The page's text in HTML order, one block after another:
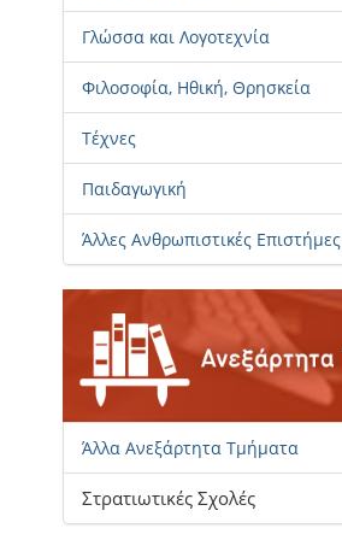
Γλώσσα και Λογοτεχνία
Φιλοσοφία, Ηθική, Θρησκεία
Τέχνες
Παιδαγωγική
Άλλες Ανθρωπιστικές Επιστήμες
Άλλα Ανεξάρτητα Τμήματα
Στρατιωτικές Σχολές